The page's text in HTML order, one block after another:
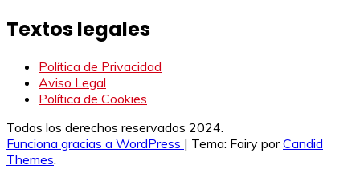
Textos legales
Política de Privacidad
Aviso Legal
Política de Cookies
Todos los derechos reservados 2024.
Funciona gracias a WordPress | Tema: Fairy porCandid
Themes.